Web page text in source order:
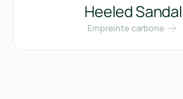
Heeled Sandal
Empreinte carbone